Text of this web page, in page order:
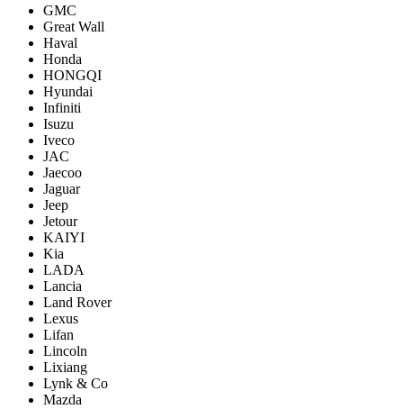
GMC
Great Wall
Haval
Honda
HONGQI
Hyundai
Infiniti
Isuzu
Iveco
JAC
Jaecoo
Jaguar
Jeep
Jetour
KAIYI
Kia
LADA
Lancia
Land Rover
Lexus
Lifan
Lincoln
Lixiang
Lynk & Co
Mazda